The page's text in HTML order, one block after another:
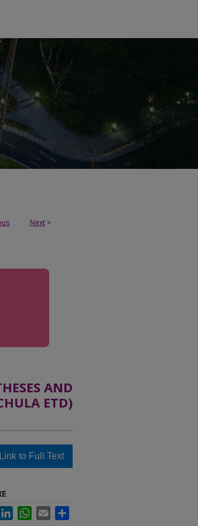
Next >
AND
ETD)
to Full Text
LinkedInWhatsApp
Email